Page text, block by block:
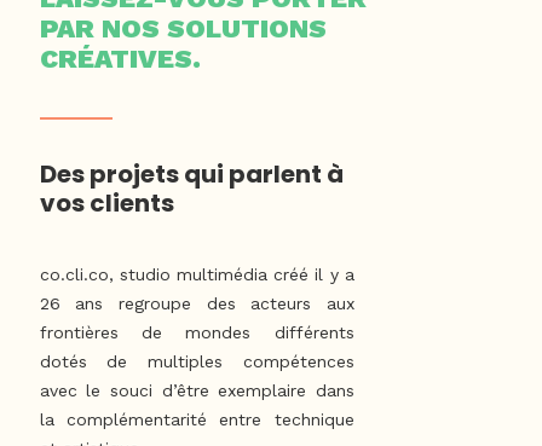
PAR NOS SOLUTIONS
CRÉATIVES.
Des projets qui parlent à
vos clients
co.cli.co, studio multimédia créé il y a
26 ans regroupe des acteurs aux
frontières de mondes différents
dotés de multiples compétences
avec le souci d’être exemplaire dans
la complémentarité entre technique